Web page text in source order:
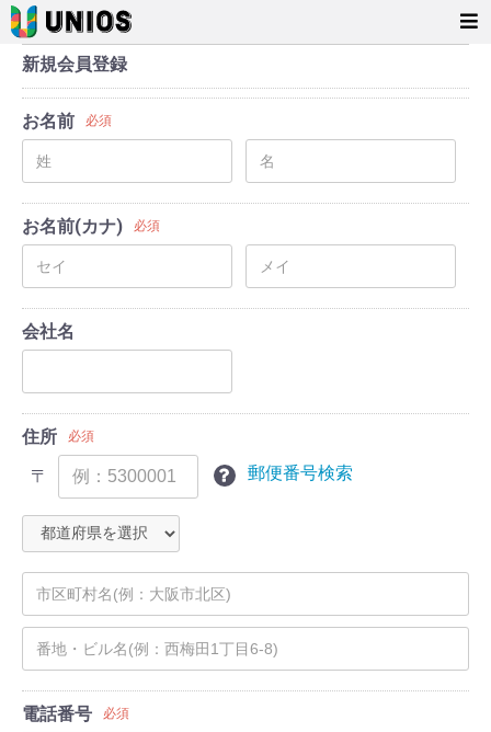
新規会員登録
お名前 必須
お名前(カナ) 必須
会社名
住所 必須
〒 郵便番号検索
電話番号 必須